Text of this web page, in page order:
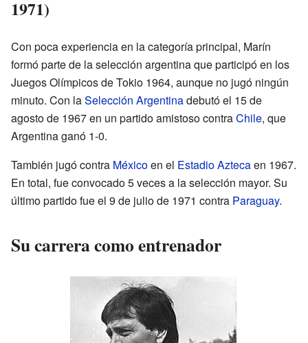
1971)
Con poca experiencia en la categoría principal, Marín
formó parte de la selección argentina que participó en los
Juegos Olímpicos de Tokio 1964, aunque no jugó ningún
minuto. Con laSelección Argentinadebutó el 15 de
agosto de 1967 en un partido amistoso contraChile, que
Argentina ganó 1-0.
También jugó contra Méxicoen el Estadio Aztecaen 1967.
En total, fue convocado 5 veces a la selección mayor. Su
último partido fue el 9 de julio de 1971 contra Paraguay.
Su carrera como entrenador